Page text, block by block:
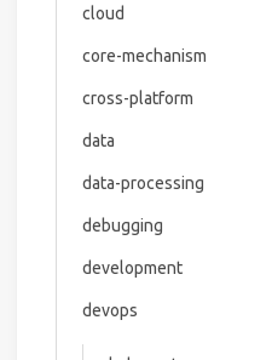
cloud
core-mechanism
cross-platform
data
data-processing
debugging
development
devops